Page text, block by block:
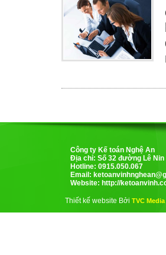
Công ty Kế toán Nghệ An
Địa chỉ: Số 32 đường Lê Nin
Hotline: 0915.050.067
Email:
Website: http://
Thiết kế website Bởi TVC Media